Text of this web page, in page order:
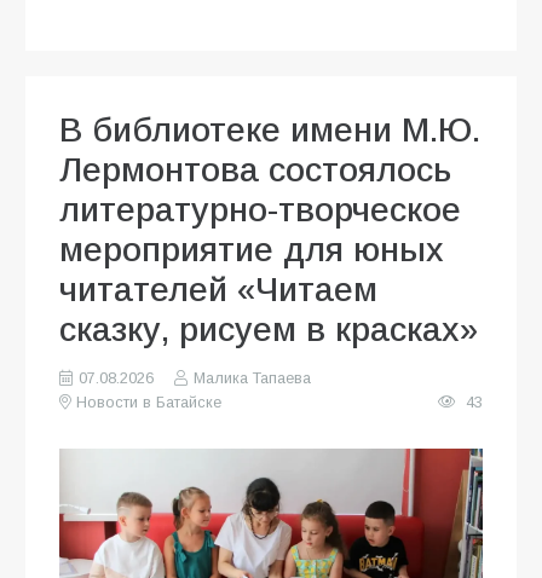
В библиотеке имени М.Ю.
Лермонтова состоялось
литературно-творческое
мероприятие для юных
читателей «Читаем
сказку, рисуем в красках»
07.08.2026
Малика Тапаева
Новости в Батайске
43